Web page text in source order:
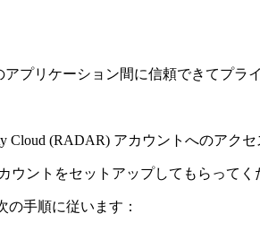
プリケーション間に信頼できてプ
Cloud (RADAR) アカウントへのアク
ウントをセットアップしてもらってく
の手順に従います：